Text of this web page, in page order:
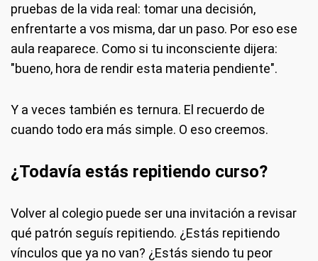
pruebas de la vida real: tomar una decisión,
enfrentarte a vos misma, dar un paso. Por eso ese
aula reaparece. Como si tu inconsciente dijera:
"bueno, hora de rendir esta materia pendiente".
Y a veces también es ternura. El recuerdo de
cuando todo era más simple. O eso creemos.
¿Todavía estás repitiendo curso?
Volver al colegio puede ser una invitación a revisar
qué patrón seguís repitiendo. ¿Estás repitiendo
vínculos que ya no van? ¿Estás siendo tu peor